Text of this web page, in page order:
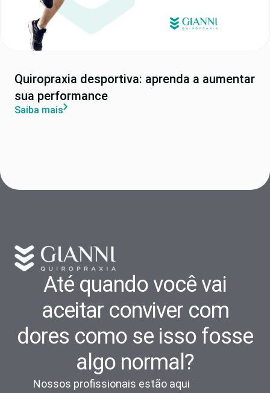
Quiropraxia desportiva: aprenda a aumentar
sua performance
Saiba mais
Até quando você vai
aceitar conviver com
dores como se isso fosse
algo normal?
Nossos profissionais estão aqui